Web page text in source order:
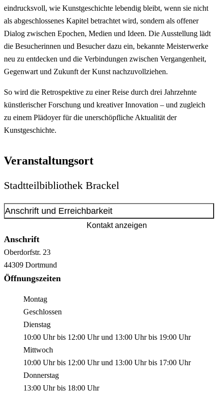
eindrucksvoll, wie Kunstgeschichte lebendig bleibt, wenn sie nicht
als abgeschlossenes Kapitel betrachtet wird, sondern als offener
Dialog zwischen Epochen, Medien und Ideen. Die Ausstellung lädt
die Besucherinnen und Besucher dazu ein, bekannte Meisterwerke
neu zu entdecken und die Verbindungen zwischen Vergangenheit,
Gegenwart und Zukunft der Kunst nachzuvollziehen.
So wird die Retrospektive zu einer Reise durch drei Jahrzehnte
künstlerischer Forschung und kreativer Innovation – und zugleich
zu einem Plädoyer für die unerschöpfliche Aktualität der
Kunstgeschichte.
Veranstaltungsort
Stadtteilbibliothek Brackel
Anschrift und Erreichbarkeit
Kontakt anzeigen
Anschrift
Oberdorfstr. 23
44309 Dortmund
Öffnungszeiten
Montag
Geschlossen
Dienstag
10:00 Uhrbis 12:00 Uhrund 13:00 Uhrbis 19:00 Uhr
Mittwoch
10:00 Uhrbis 12:00 Uhrund 13:00 Uhrbis 17:00 Uhr
Donnerstag
13:00 Uhrbis 18:00 Uhr